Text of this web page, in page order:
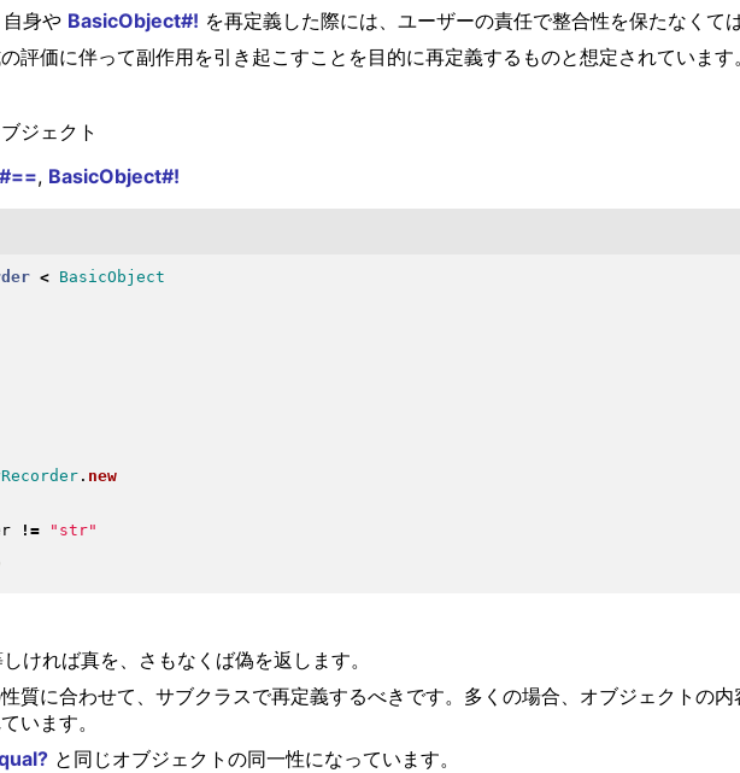
自身や BasicObject#! を再定義した際には、ユーザーの責任で整合性を保たなくて
評価に伴って副作用を引き起こすことを目的に再定義するものと想定されています。
ジェクト
, BasicObject#!
<
BasicObject
. new
!= " str"
ければ真を、さもなくば偽を返します。
質に合わせて、サブクラスで再定義するべきです。多くの場合、オブジェクトの
います。
と同じオブジェクトの同一性になっています。